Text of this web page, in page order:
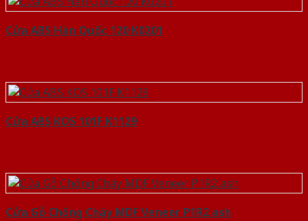
Cửa ABS Hàn Quốc 120 K0201
Cửa ABS KOS 101F K1129
Cửa Gỗ Chống Cháy MDF Veneer P1R2 ash